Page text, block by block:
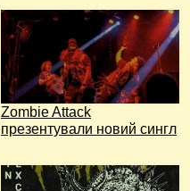
Zombie Attack
презентували новий сингл